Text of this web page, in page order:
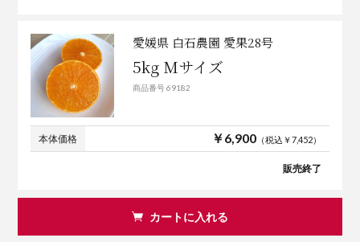
愛媛県 白石農園 愛果28号
5kg Mサイズ
商品番号 69182
本体価格 ￥6,900（税込￥7,452）
販売終了
カートに入れる